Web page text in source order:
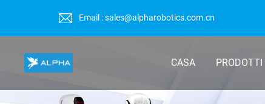
Email : sales@alpharobotics.com.cn
CASA PRODOTTI